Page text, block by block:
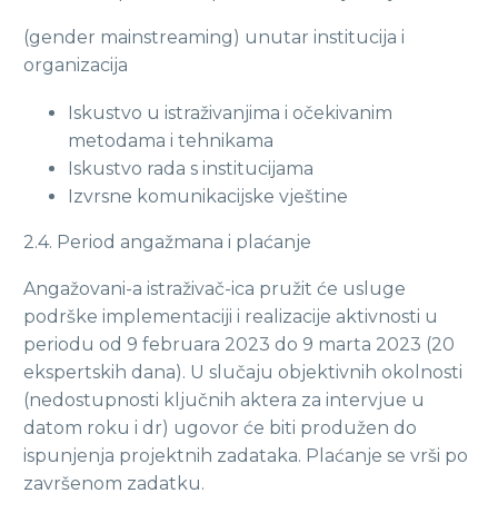
(gender mainstreaming) unutar institucija i
organizacija
Iskustvo u istraživanjima i očekivanim
metodama i tehnikama
Iskustvo rada s institucijama
Izvrsne komunikacijske vještine
2.4. Period angažmana i plaćanje
Angažovani-a istraživač-ica pružit će usluge
podrške implementaciji i realizacije aktivnosti u
periodu od 9 februara 2023 do 9 marta 2023 (20
ekspertskih dana). U slučaju objektivnih okolnosti
(nedostupnosti ključnih aktera za intervjue u
datom roku i dr) ugovor će biti produžen do
ispunjenja projektnih zadataka. Plaćanje se vrši po
završenom zadatku.